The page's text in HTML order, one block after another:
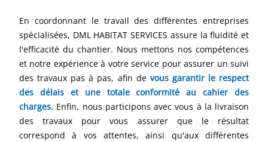
En coordonnant le travail des différentes entreprises
spécialisées, DML HABITAT SERVICES assure la fluidité et
l'efficacité du chantier. Nous mettons nos compétences
et notre expérience à votre service pour assurer un suivi
des travaux pas à pas, afin de vous garantir le respect
des délais et une totale conformité au cahier des
charges. Enfin, nous participons avec vous à la livraison
des travaux pour vous assurer que le résultat
correspond à vos attentes, ainsi qu'aux différentes